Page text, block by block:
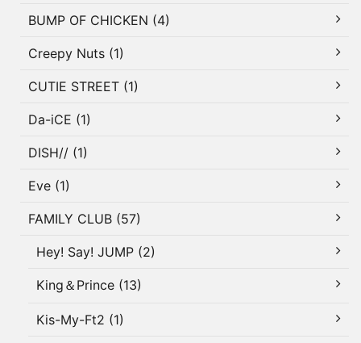
BUMP OF CHICKEN (4)
Creepy Nuts (1)
CUTIE STREET (1)
Da-iCE (1)
DISH// (1)
Eve (1)
FAMILY CLUB (57)
Hey! Say! JUMP (2)
King＆Prince (13)
Kis-My-Ft2 (1)